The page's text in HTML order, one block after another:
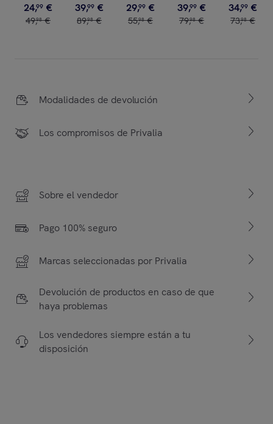
24,99 €
49,98 €
39,99 €
89,98 €
29,99 €
55,98 €
39,99 €
79,98 €
34,99 €
73,98 €
Modalidades de devolución
Los compromisos de Privalia
Sobre el vendedor
Pago 100% seguro
Marcas seleccionadas por Privalia
Devolución de productos en caso de que
haya problemas
Los vendedores siempre están a tu
disposición